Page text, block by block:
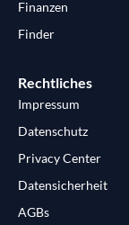
Finanzen
Finder
Rechtliches
Impressum
Datenschutz
Privacy Center
Datensicherheit
AGBs